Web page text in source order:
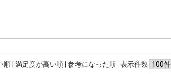
順 満足度が高い順 参考になった順 表示件数